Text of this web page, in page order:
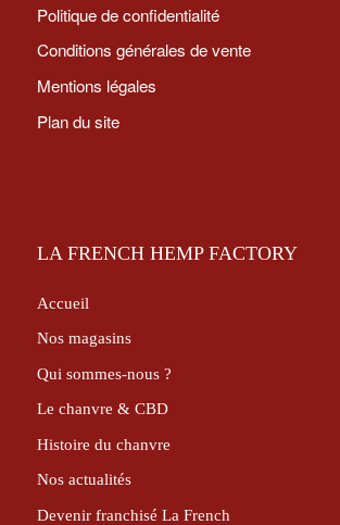
Politique de confidentialité
Conditions générales de vente
Mentions légales
Plan du site
LA FRENCH HEMP FACTORY
Accueil
Nos magasins
Qui sommes-nous ?
Le chanvre & CBD
Histoire du chanvre
Nos actualités
Devenir franchisé La French